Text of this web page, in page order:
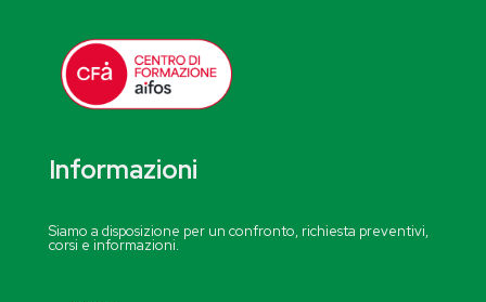
Informazioni
Siamo a disposizione per un confronto, richiesta preventivi,
corsi e informazioni.